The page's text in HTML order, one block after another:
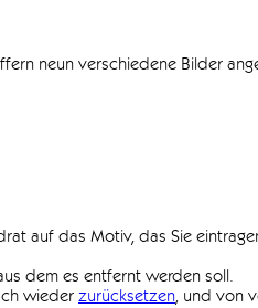
neun verschiedene Bilder
auf das Motiv, das Sie
dem es entfernt werden soll.
wieder zurücksetzen, und von